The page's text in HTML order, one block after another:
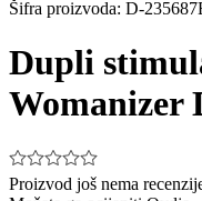
Item
of
Šifra proizvoda: D-235687
Dupli
Womanizer
Proizvod još nema